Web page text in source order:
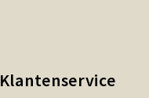
Klantenservice